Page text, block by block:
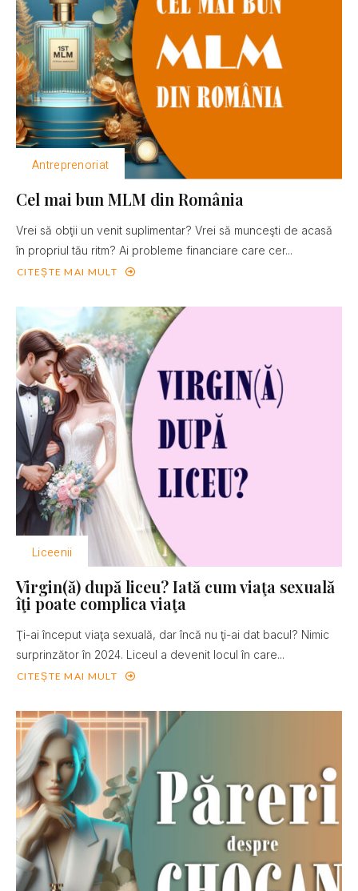
Antreprenoriat
Cel mai bun MLM din România
Vrei să obţii un venit suplimentar? Vrei să munceşti de acasă
în propriul tău ritm? Ai probleme financiare care cer...
CITEȘTE MAI MULT
Liceenii
Virgin(ă) după liceu? Iată cum viaţa sexuală
îţi poate complica viaţa
Ţi-ai început viaţa sexuală, dar încă nu ţi-ai dat bacul? Nimic
surprinzător în 2024. Liceul a devenit locul în care...
CITEȘTE MAI MULT